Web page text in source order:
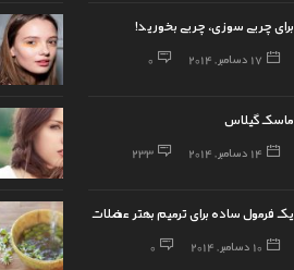
برای چربی سوزی، چربی بخورید!
17 دسامبر, 2014 0
ماسک گیلاس
14 دسامبر, 2014 233
یک فرمول ساده برای ترمیم بهتر عضلات
10 دسامبر, 2014 0